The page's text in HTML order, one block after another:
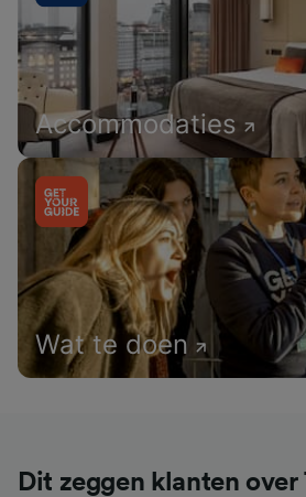
Accommodaties
Wat te doen
Dit zeggen klanten